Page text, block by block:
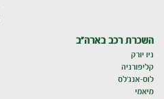
השכרת רכב בארה"ב
ניו יורק
קליפורניה
לוס-אנג'לס
מיאמי